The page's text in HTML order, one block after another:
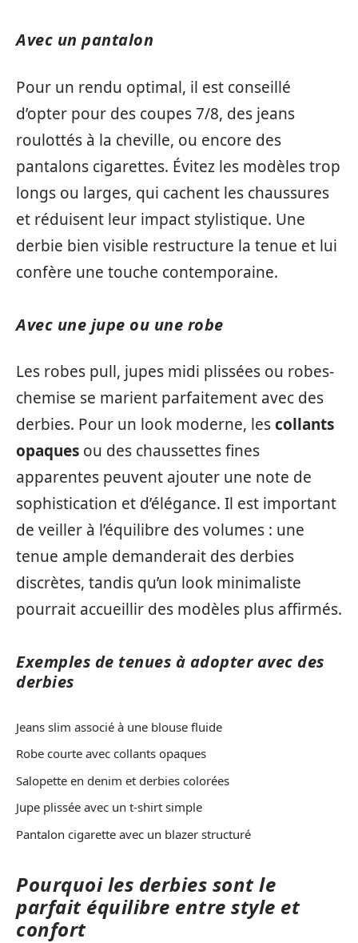
Avec un pantalon
Pour un rendu optimal, il est conseillé
d’opter pour des coupes 7/8, des jeans
roulottés à la cheville, ou encore des
pantalons cigarettes. Évitez les modèles trop
longs ou larges, qui cachent les chaussures
et réduisent leur impact stylistique. Une
derbie bien visible restructure la tenue et lui
confère une touche contemporaine.
Avec une jupe ou une robe
Les robes pull, jupes midi plissées ou robes-
chemise se marient parfaitement avec des
derbies. Pour un look moderne, lescollants
opaques ou des chaussettes fines
apparentes peuvent ajouter une note de
sophistication et d’élégance. Il est important
de veiller à l’équilibre des volumes : une
tenue ample demanderait des derbies
discrètes, tandis qu’un look minimaliste
pourrait accueillir des modèles plus affirmés.
Exemples de tenues à adopter avec des
derbies
Jeans slim associé à une blouse fluide
Robe courte avec collants opaques
Salopette en denim et derbies colorées
Jupe plissée avec un t-shirt simple
Pantalon cigarette avec un blazer structuré
Pourquoi les derbies sont le
parfait équilibre entre style et
confort